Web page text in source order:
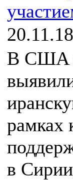
В США
рамках
в